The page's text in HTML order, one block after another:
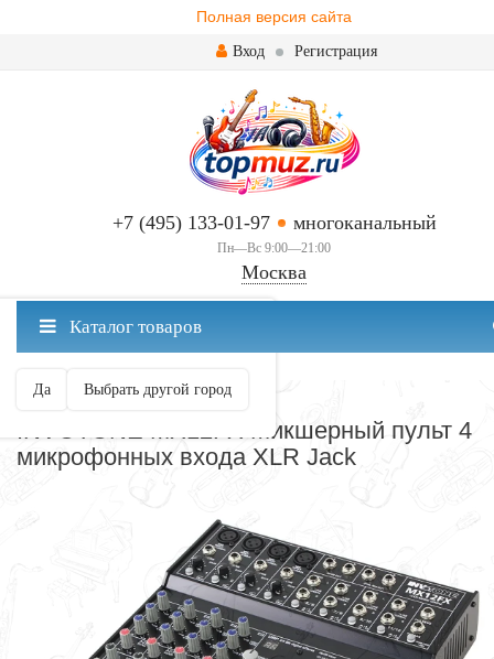
Полная версия сайта
Вход Регистрация
+7 (495) 133-01-97 многоканальный
Пн—Вс 9:00—21:00
Москва
Москва ваш город?
Да Выбрать другой город
Каталог товаров
АНАЛОГОВЫЕ
INVOTONE MX12FX Микшерный пульт 4
микрофонных входа XLR Jack